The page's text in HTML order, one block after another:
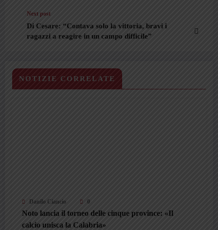
Next post
Di Cesare: “Contava solo la vittoria, bravi i
ragazzi a reagire in un campo difficile”
NOTIZIE CORRELATE
Danilo Ciancio 0
Noto lancia il torneo delle cinque province: «Il
calcio unisca la Calabria»